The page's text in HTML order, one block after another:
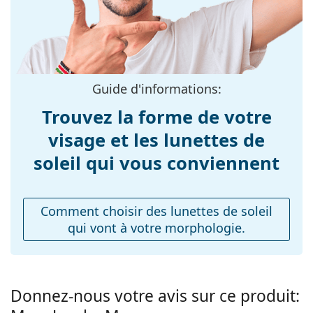
Le chiffon fourni est idéal pour le nettoyage et
l'entretien des lunettes de soleil. Certains modèles
peuvent être livrés avec un sac en tissu au lieu d'un
chiffon.
Explorez la gamme complète delunettes de soleil
découvrir d'autres modèles de marques populaires.
Matériau cadre:
Plastique
Taille:
M
Largeur:
140 mm
145 mm
Largeur du pont:
19 mm
Accessoires
Étui:
Oui
Tissu de
Oui
Autres
Guide d'informations:
Trouvez la forme de votre
visage et les lunettes de
soleil qui vous conviennent
Comment choisir des lunettes de soleil
qui vont à votre morphologie.
Donnez-nous votre avis sur ce produit: